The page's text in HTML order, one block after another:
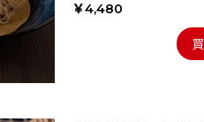
￥4,480